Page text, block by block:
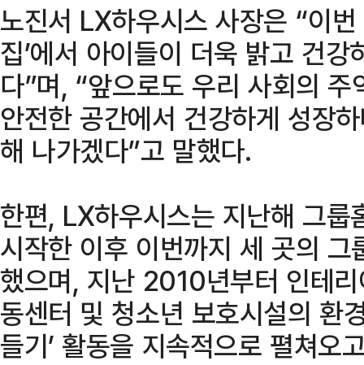
노진서 LX하우시스 사장은 “이
집’에서 아이들이 더욱 밝고 건
다”며, “앞으로도 우리 사회의 주
안전한 공간에서 건강하게 성장
해 나가겠다”고 말했다.
한편, LX하우시스는 지난해 그
시작한 이후 이번까지 세 곳의
했으며, 지난 2010년부터 인테
동센터 및 청소년 보호시설의 환
들기’ 활동을 지속적으로 펼쳐오